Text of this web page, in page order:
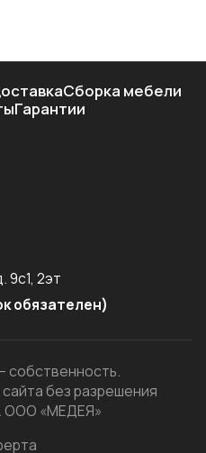
Сборка мебели
Гарантии
9с1, 2эт
обязателен)
собственность.
без разрешения
ООО «МЕДЕЯ»